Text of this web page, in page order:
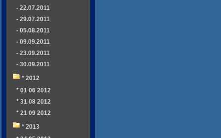
- 22.07.2011
- 29.07.2011
- 05.08.2011
- 09.09.2011
- 23.09.2011
- 30.09.2011
* 2012
* 01 06 2012
* 31 08 2012
* 21 09 2012
* 2013